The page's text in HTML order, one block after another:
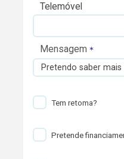
Telemóvel
Mensagem
Pretendo saber
Tem retoma?
Pretende